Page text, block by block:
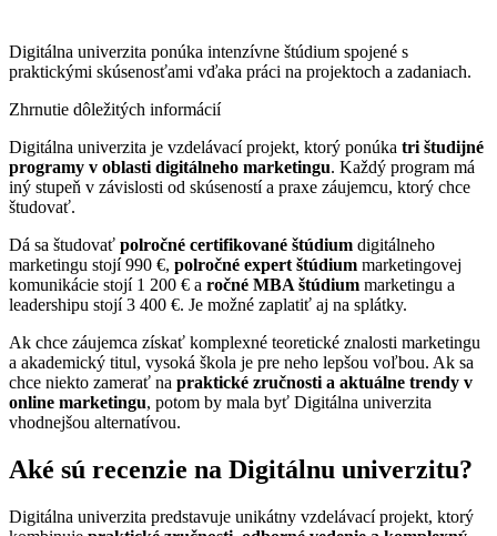
Digitálna univerzita ponúka intenzívne štúdium spojené s
praktickými skúsenosťami vďaka práci na projektoch a zadaniach.
Zhrnutie dôležitých informácií
Digitálna univerzita je vzdelávací projekt, ktorý ponúka tri študijné
programy v oblasti digitálneho marketingu. Každý program má
iný stupeň v závislosti od skúseností a praxe záujemcu, ktorý chce
študovať.
Dá sa študovať polročné certifikované štúdium digitálneho
marketingu stojí 990 €, polročné expert štúdium marketingovej
komunikácie stojí 1 200 € a ročné MBA štúdium marketingu a
leadershipu stojí 3 400 €. Je možné zaplatiť aj na splátky.
Ak chce záujemca získať komplexné teoretické znalosti marketingu
a akademický titul, vysoká škola je pre neho lepšou voľbou. Ak sa
chce niekto zamerať na praktické zručnosti a aktuálne trendy v
online marketingu, potom by mala byť Digitálna univerzita
vhodnejšou alternatívou.
Aké sú recenzie na Digitálnu univerzitu?
Digitálna univerzita predstavuje unikátny vzdelávací projekt, ktorý